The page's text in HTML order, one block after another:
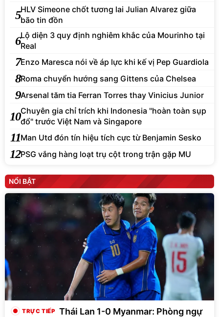
5HLV Simeone chốt tương lai Julian Alvarez giữa
bão tin đồn
6Lộ diện 3 quy định nghiêm khắc của Mourinho tại
Real
7Enzo Maresca nói về áp lực khi kế vị Pep Guardiola
8Roma chuyển hướng sang Gittens của Chelsea
9Arsenal tăm tia Ferran Torres thay Vinicius Junior
10Chuyên gia chỉ trích khi Indonesia "hoàn toàn sụp
đổ" trước Việt Nam và Singapore
11Man Utd đón tín hiệu tích cực từ Benjamin Sesko
12PSG vắng hàng loạt trụ cột trong trận gặp MU
NỔI BẬT
Thái Lan 1-0 Myanmar: Phòng ngự